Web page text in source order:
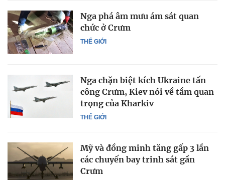
THẾ GIỚI
Nga phá âm mưu ám sát quan
chức ở Crưm
THẾ GIỚI
Nga chặn biệt kích Ukraine tấn
công Crưm, Kiev nói về tầm quan
trọng của Kharkiv
Mỹ và đồng minh tăng gấp 3 lần
các chuyến bay trinh sát gần
Crưm